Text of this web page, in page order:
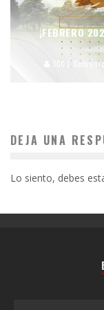
¡FEBRERO
JCC |
DEJA UNA
Lo siento, debes